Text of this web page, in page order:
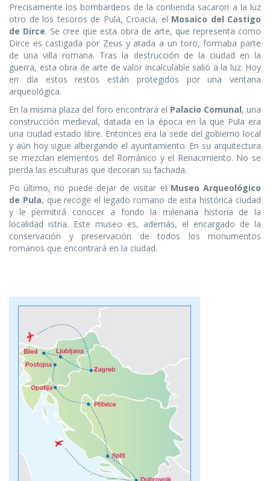
Precisamente los bombardeos de la contienda sacaron a la luz
otro de los tesoros de Pula, Croacia, el Mosaico del Castigo
de Dirce. Se cree que esta obra de arte, que representa como
Dirce es castigada por Zeus y atada a un toro, formaba parte
de una villa romana. Tras la destrucción de la ciudad en la
guerra, esta obra de arte de valor incalculable salió a la luz. Hoy
en día estos restos están protegidos por una ventana
arqueológica.
En la misma plaza del foro encontrará el Palacio Comunal, una
construcción medieval, datada en la época en la que Pula era
una ciudad estado libre. Entonces era la sede del gobierno local
y aún hoy sigue albergando el ayuntamiento. En su arquitectura
se mezclan elementos del Románico y el Renacimiento. No se
pierda las esculturas que decoran su fachada.
Po último, no puede dejar de visitar el Museo Arqueológico
de Pula, que recoge el legado romano de esta histórica ciudad
y le permitirá conocer a fondo la milenaria historia de la
localidad istria. Este museo es, además, el encargado de la
conservación y preservación de todos los monumentos
romanos que encontrará en la ciudad.